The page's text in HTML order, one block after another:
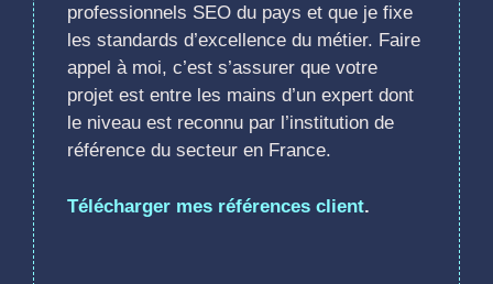
professionnels SEO du pays et que je fixe
les standards d’excellence du métier. Faire
appel à moi, c’est s’assurer que votre
projet est entre les mains d’un expert dont
le niveau est reconnu par l’institution de
référence du secteur en France.
Télécharger mes références client.